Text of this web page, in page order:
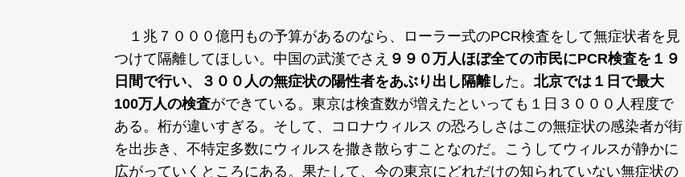
１兆７０００億円もの予算があるのなら、ローラー式のPCR検査をして無症状者を見
つけて隔離してほしい。中国の武漢でさえ ９９０万人ほぼ全ての市民にPCR検査を１９
日間で行い、３００人の無症状の陽性者をあぶり出し隔離した。 北京では１日で最大
100万人の検査ができている。東京は検査数が増えたといっても１日３０００人程度で
ある。桁が違いすぎる。そして、コロナウィルス の恐ろしさはこの無症状の感染者が街
を出歩き、不特定多数にウィルスを撒き散らすことなのだ。こうしてウィルスが静かに
広がっていくところにある。果たして、今の東京にどれだけの知られていない無症状の